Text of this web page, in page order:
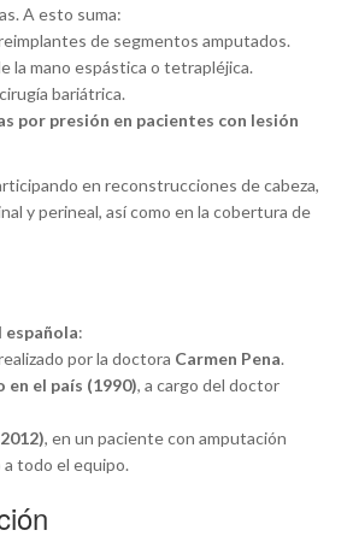
A esto suma:
de segmentos amputados.
la mano espástica o tetrapléjica.
bariátrica.
por presión en pacientes con lesión
en reconstrucciones de cabeza,
y perineal, así como en la cobertura de
española:
por la doctora Carmen Pena.
el país (1990), a cargo del doctor
, en un paciente con amputación
todo el equipo.